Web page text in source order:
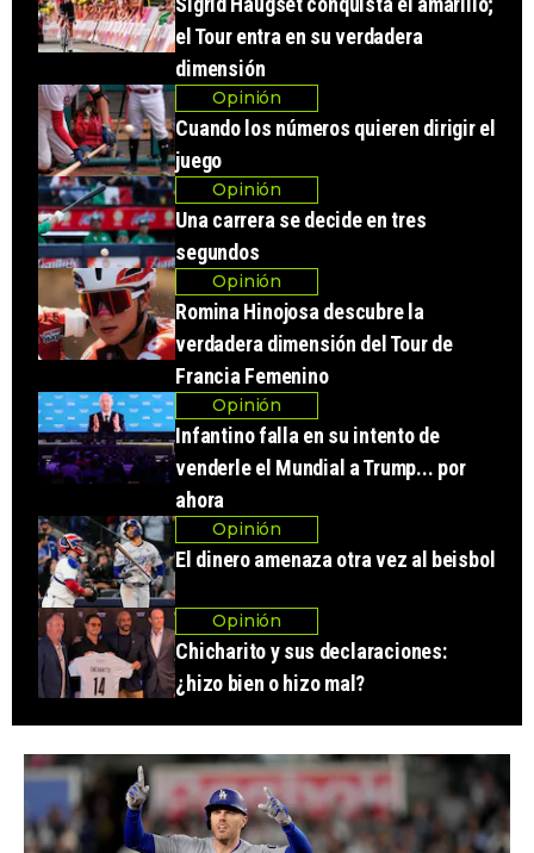
el Tour entra en su verdadera
dimensión
Opinión
Cuando los números quieren dirigir el
juego
Opinión
Una carrera se decide en tres
segundos
Opinión
Romina Hinojosa descubre la
verdadera dimensión del Tour de
Francia Femenino
Opinión
Infantino falla en su intento de
venderle el Mundial a Trump... por
ahora
Opinión
El dinero amenaza otra vez al beisbol
Opinión
Chicharito y sus declaraciones:
¿hizo bien o hizo mal?